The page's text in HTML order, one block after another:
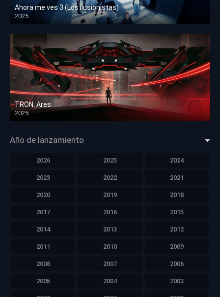
Ahora me ves 3 (Los ilusionistas)
2025
HD 1080p
TRON: Ares
2025
HD 1080p
Año de lanzamiento
2026 2025 2024
2023 2022 2021
2020 2019 2018
2017 2016 2015
2014 2013 2012
2011 2010 2009
2008 2007 2006
2005 2004 2003